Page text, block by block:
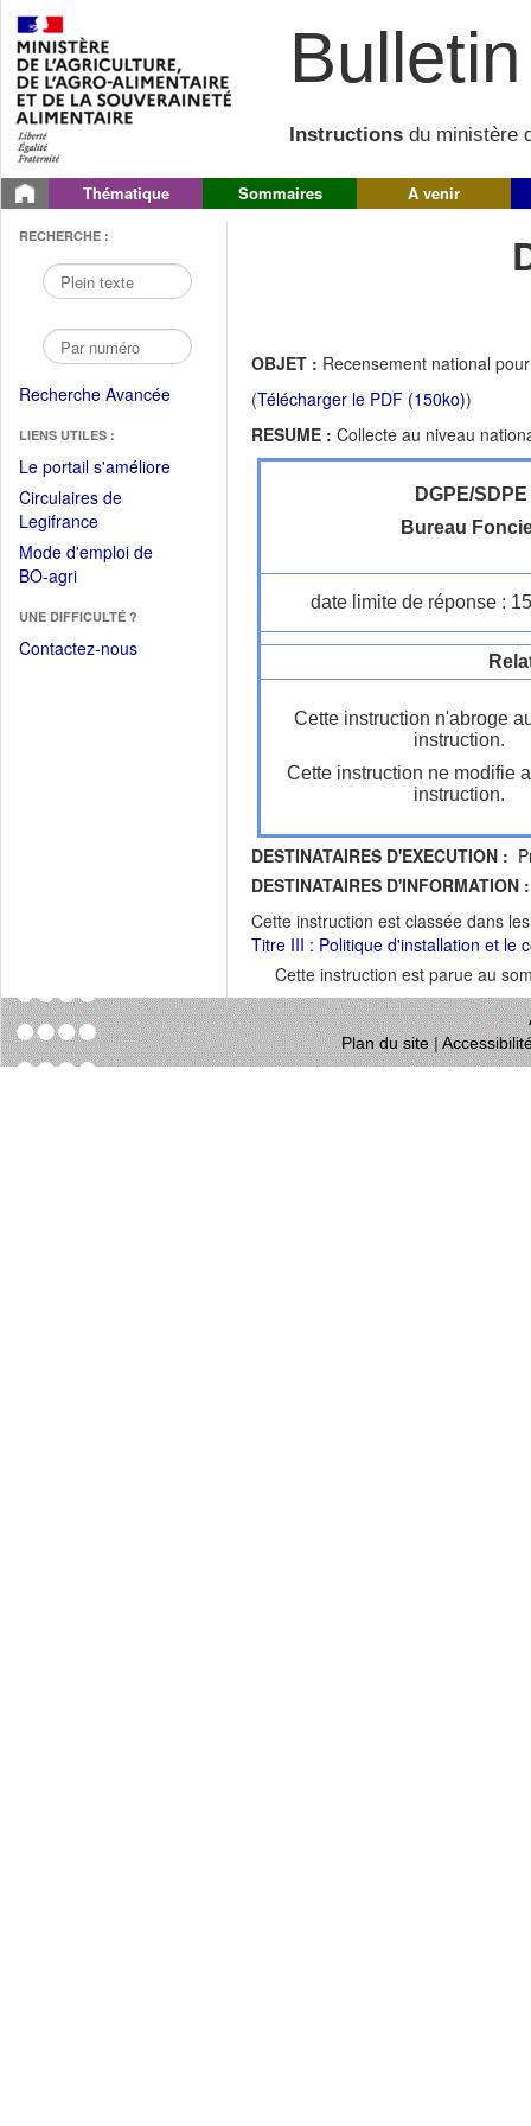
Instructions du ministère
Thématique Sommaires A venir
RECHERCHE :
Recherche Avancée
LIENS UTILES :
Le portail s'améliore(Fichier
Circulaires de
Legifrance(Ouvrir
dans
une
fenêtre)
Mode d'emploi de
BO-agri(Ouvrir
une
nouvelle
UNE DIFFICULTÉ ?
Contactez-nous
OBJET : Recensement national
(Télécharger le PDF (150ko))
RESUME : Collecte au niveau
DGPE/SDPE
Bureau
date limite de réponse :
Cette instruction n'abroge
instruction.
Cette instruction ne modifie
instruction.
DESTINATAIRES D'EXECUTION :
DESTINATAIRES D'INFORMATION :
Cette instruction est classée dans
Titre III : Politique d'installation et le
Cette instruction est parue au
Plan du site|